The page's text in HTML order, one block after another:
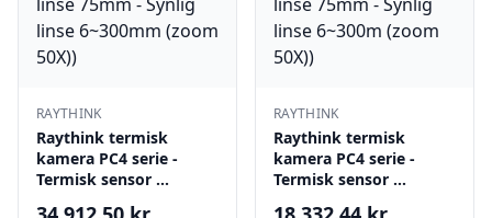
RAYTHINK
Raythink termisk
kamera PC4 serie -
Termisk sensor …
RAYTHINK
Raythink termisk
kamera PC4 serie -
Termisk sensor …